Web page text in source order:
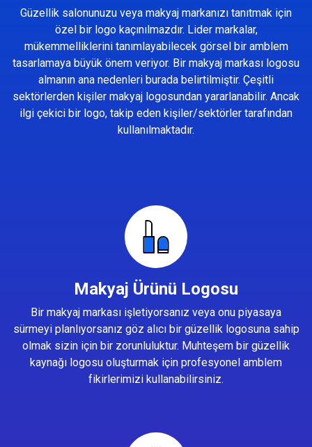
Güzellik salonunuzu veya makyaj markanızı tanıtmak için
özel bir logo kaçınılmazdır. Lider markalar,
mükemmelliklerini tanımlayabilecek görsel bir amblem
tasarlamaya büyük önem veriyor. Bir makyaj markası logosu
almanın ana nedenleri burada belirtilmiştir. Çeşitli
sektörlerden kişiler makyaj logosundan yararlanabilir. Ancak
ilgi çekici bir logo, takip eden kişiler/sektörler tarafından
kullanılmaktadır.
Makyaj Ürünü Logosu
Bir makyaj markası işletiyorsanız veya onu piyasaya
sürmeyi planlıyorsanız göz alıcı bir güzellik logosuna sahip
olmak sizin için bir zorunluluktur. Muhteşem bir güzellik
kaynağı logosu oluşturmak için profesyonel amblem
fikirlerimizi kullanabilirsiniz.